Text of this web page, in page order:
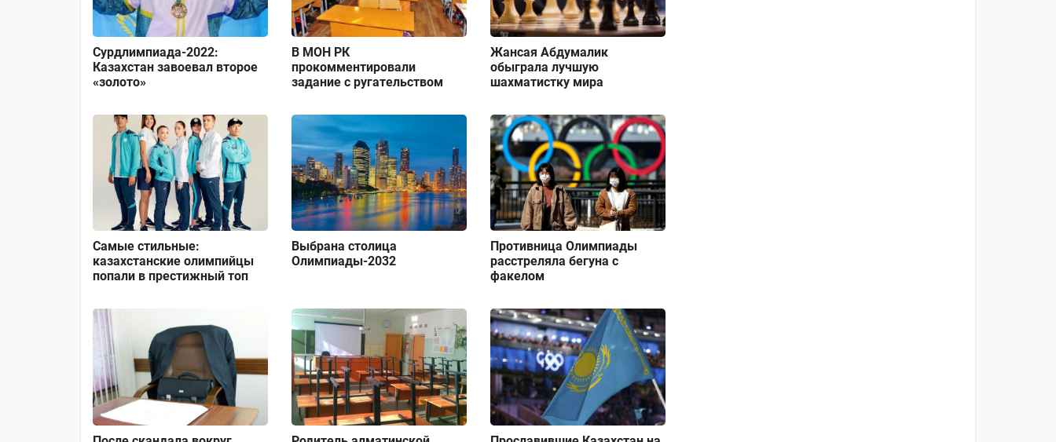
Сурдлимпиада-2022:
Казахстан завоевал второе
«золото»
В МОН РК
прокомментировали
задание с ругательством
Жансая Абдумалик
обыграла лучшую
шахматистку мира
Самые стильные:
казахстанские олимпийцы
попали в престижный топ
Выбрана столица
Олимпиады-2032
Противница Олимпиады
расстреляла бегуна с
факелом